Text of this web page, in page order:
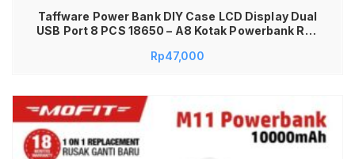
Taffware Power Bank DIY Case LCD Display Dual
USB Port 8 PCS 18650 – A8 Kotak Powerbank Rak
Layar LCD Dual Output Fast Charging Powerbank
Rp47,000